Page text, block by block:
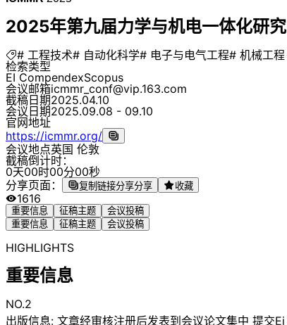
2025年第九届力学与机电一体化研
# 工程技术# 自动化科学# 电子与电气工程# 机械工程
检索类型
EI CompendexScopus
会议邮箱icmmr_conf@vip.163.com
截稿日期2025.04.10
会议日期2025.09.08 - 09.10
官网地址
https://icmmr.org/
会议地点英国 伦敦
截稿倒计时：
0天00时00分00秒
分享页面：
复制链接分享分享 收藏
1616
重要信息 征稿主题
会议投稿
重要信息
征稿主题 会议投稿
HIGHLIGHTS
重要信息
NO.2
出版信息: 文章经审核注册后发表到会议论文集中 提交